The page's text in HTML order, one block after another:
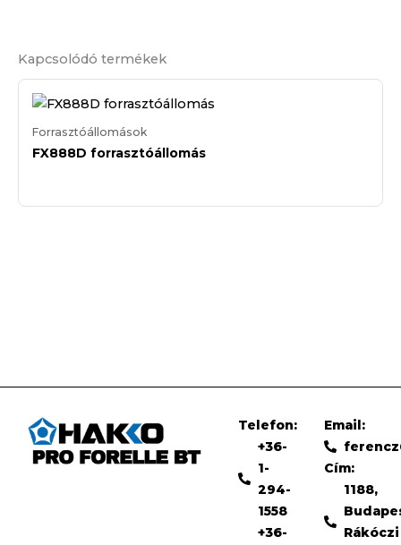
Kapcsolódó termékek
Forrasztóállomások
FX888D forrasztóállomás
Telefon:
+36-
1-
294-
1558
+36-
Email:
Cím:
1188,
Rákóczi